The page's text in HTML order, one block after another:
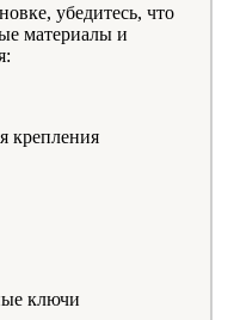
убедитесь, что
материалы и
крепления
ключи